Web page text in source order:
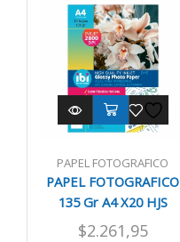
Gr
A4
X20
HJS
AUTOADHESIVO
cantidad
PAPEL FOTOGRAFICO
PAPEL FOTOGRAFICO
135 Gr A4 X20 HJS
$2.261,95